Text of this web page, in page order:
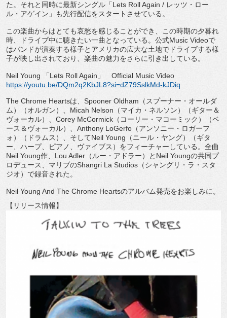
た。それと同時に最新シングル「Lets Roll Again / レッツ・ロー
ル・アゲイン」も先行配信をスタートさせている。
この楽曲からはとても哀愁を感じることができ、
この時期の夕暮れ
時、ドライブ中に聴きたい一曲となっている。 公式Music Videoで
はバンドが演奏する様子とアメリカの広大な土地でドライブする様
子が映し出されており、 楽曲の魅力をさらに引き出している。
Neil Young 「Lets Roll Again」 Official Music Video
https://youtu.be/DQm2q2KbJL8?si=dZ79SslkMd-kJDiq
The Chrome Heartsは、Spooner Oldham（スプーナー・オールダ
ム）（オルガン）、 Micah Nelson（マイカ・ネルソン）（ギター＆
ヴォーカル）、 Corey McCormick（コーリー・マコーミック）（ベ
ース＆ ヴォーカル）、Anthony LoGerfo（アンソニー・ロガーフ
ォ）（ドラムス）、 そしてNeil Young（ニール・ヤング）（ギタ
ー、ハープ、ピアノ、 ヴァイブス）をフィーチャーしている。全曲
Neil Young作、Lou Adler（ルー・アドラー）とNeil Youngの共同プ
ロデュース、マリブのShangri La Studios（シャングリ・ラ・スタ
ジオ）で録音された。
Neil Young And The Chrome Heartsのアルバム発売をお楽しみに。
【リリース情報】